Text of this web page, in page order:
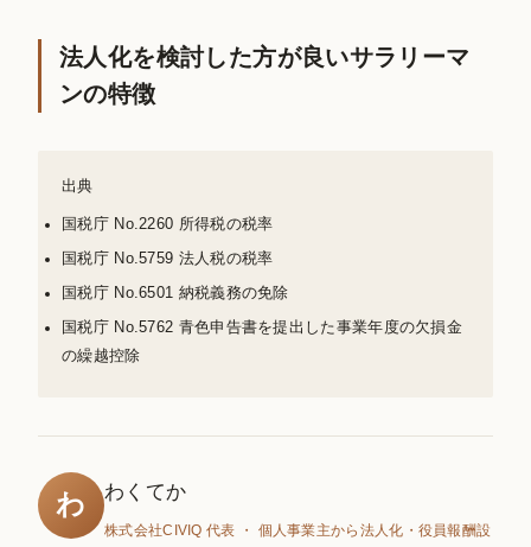
法人化を検討した方が良いサラリーマ
ンの特徴
出典
国税庁 No.2260 所得税の税率
国税庁 No.5759 法人税の税率
国税庁 No.6501 納税義務の免除
国税庁 No.5762 青色申告書を提出した事業年度の欠損金
の繰越控除
わ わくてか
株式会社CIVIQ 代表 ・ 個人事業主から法人化・役員報酬設